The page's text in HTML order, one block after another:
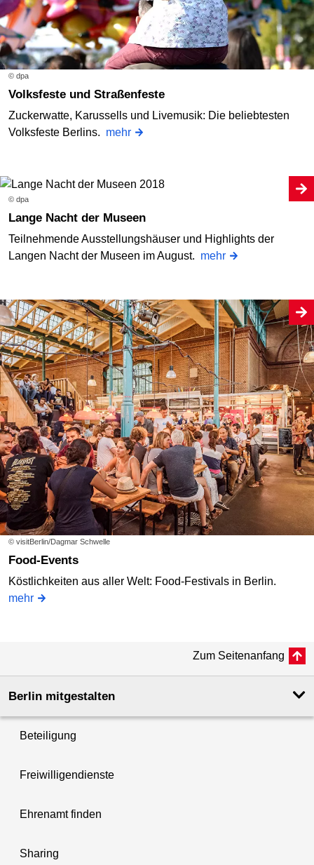
© dpa
Volksfeste und Straßenfeste
Zuckerwatte, Karussells und Livemusik: Die beliebtesten
Volksfeste Berlins. mehr
© dpa
Lange Nacht der Museen
Teilnehmende Ausstellungshäuser und Highlights der
Langen Nacht der Museen im August. mehr
© visitBerlin/Dagmar Schwelle
Food-Events
Köstlichkeiten aus aller Welt: Food-Festivals in Berlin.
mehr
Zum Seitenanfang
Berlin mitgestalten
Beteiligung
Freiwilligendienste
Ehrenamt finden
Sharing